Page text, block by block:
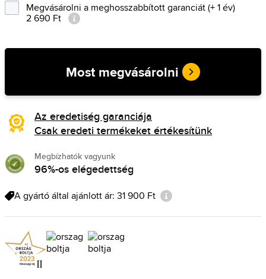
Megvásárolni a meghosszabbított garanciát (+ 1 év)
2 690 Ft
Most megvásárolni
Az eredetiség garanciája
Csak eredeti termékeket értékesítünk
Megbízhatók vagyunk
96%-os elégedettség
A gyártó által ajánlott ár: 31 900 Ft